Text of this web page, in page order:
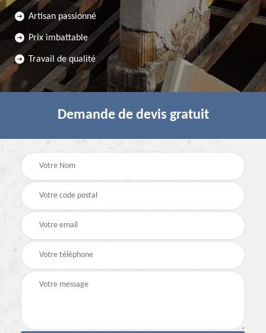
Artisan passionné
Prix imbattable
Travail de qualité
Demande de devis gratuit